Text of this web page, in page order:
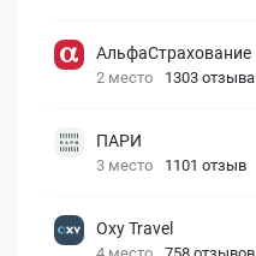
АльфаСтрахование
2 место 1303 отзыва
ПАРИ
3 место 1101 отзыв
Oxy Travel